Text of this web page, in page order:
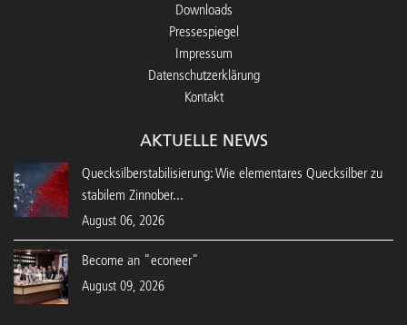
Downloads
Pressespiegel
Impressum
Datenschutzerklärung
Kontakt
AKTUELLE NEWS
Quecksilberstabilisierung: Wie elementares Quecksilber zu
stabilem Zinnober...
August 06, 2026
Become an "econeer"
August 09, 2026